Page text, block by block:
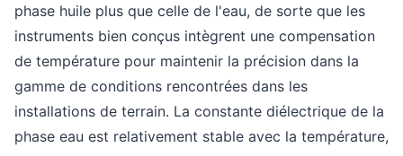
phase huile plus que celle de l'eau, de sorte que les
instruments bien conçus intègrent une compensation
de température pour maintenir la précision dans la
gamme de conditions rencontrées dans les
installations de terrain. La constante diélectrique de la
phase eau est relativement stable avec la température,